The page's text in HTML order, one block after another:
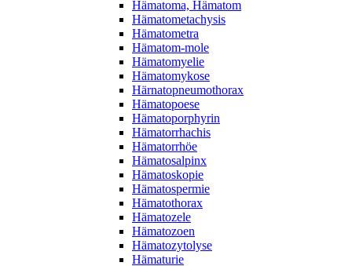
Hämatoma, Hämatom
Hämatometachysis
Hämatometra
Hämatom-mole
Hämatomyelie
Hämatomykose
Härnatopneumothorax
Hämatopoese
Hämatoporphyrin
Hämatorrhachis
Hämatorrhöe
Hämatosalpinx
Hämatoskopie
Hämatospermie
Hämatothorax
Hämatozele
Hämatozoen
Hämatozytolyse
Hämaturie